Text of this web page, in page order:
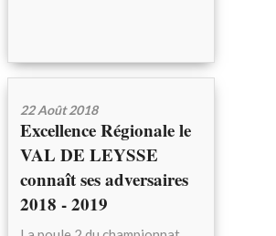
22 Août 2018
Excellence Régionale le
VAL DE LEYSSE
connaît ses adversaires
2018 - 2019